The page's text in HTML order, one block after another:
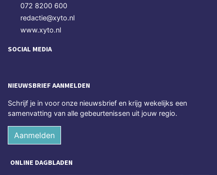
072 8200 600
redactie@xyto.nl
www.xyto.nl
SOCIAL MEDIA
NIEUWSBRIEF AANMELDEN
Schrijf je in voor onze nieuwsbrief en krijg wekelijks een
samenvatting van alle gebeurtenissen uit jouw regio.
Aanmelden
ONLINE DAGBLADEN